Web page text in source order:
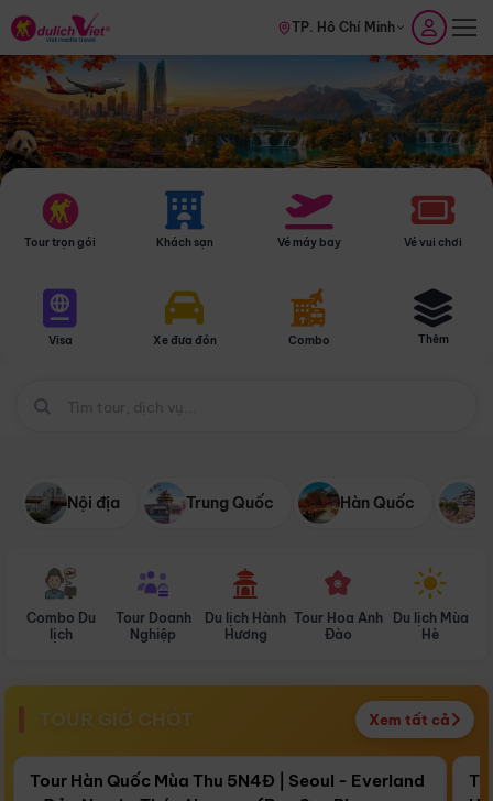
TP. Hồ Chí Minh
Tour trọn gói Khách sạn Vé máy bay Vé vui chơi
Visa Xe đưa đón Combo Thêm
Nội địa Trung Quốc Hàn Quốc
Combo Du
lịch
Tour Doanh
Nghiệp
Du lịch Hành
Hương
Tour Hoa Anh
Đào
Du lịch Mùa
Hè
TOUR GIỜ CHÓT Xem tất cả
Còn17 ngày 13:58:07
Điểm nổi bật
Tour Hàn Quốc Mùa Thu 5N4Đ | Seoul - Everland